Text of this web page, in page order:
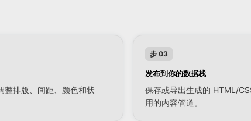
整排版、间距、颜色和状
步 03
发布到你的数据栈
保存或导出生成的 HTML/
用的内容管道。